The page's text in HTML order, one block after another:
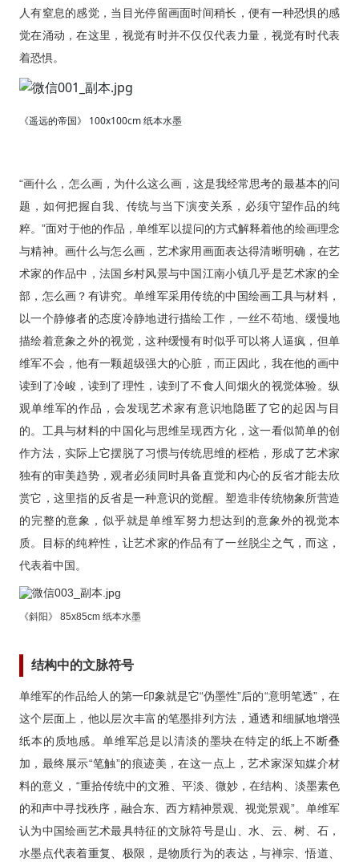
人有窒息的感觉，当目光停留画面时间稍长，便有一种恐惧的感
觉在涌动，在这里，视觉有时并不仅仅代表力量，视觉有时代表
着恐惧。
《遥远的帝国》 100x100cm 纸本水墨
“画什么，怎么画，为什么这么画，这是我经常思考的最基本的问
题，如何把握自我、传统与当下演变关系，必须守望作品的纯
粹。”面对于他的作品，单维军以提问的方式解释着他的绘画理念
与精神。画什么与怎么画，艺术家用画面表达得清晰明确，在艺
术家的作品中，法国乡村风景与中国江南小镇几乎是艺术家的全
部，怎么画？有讲究。单维军采用传统的中国绘画工具与材料，
以一个静修者的态度冷静地进行描绘工作，一丝不苟地、缓慢地
描绘着意象之外的视觉，这种缓慢有时似乎可以将人逼疯，但单
维军不会，他有一颗超级强大的心脏，而正因此，我在他的画中
读到了冷峻，读到了理性，读到了不食人间烟火的视觉体验。纵
观单维军的作品，会发现艺术家有意识地隐匿了它的起因与目
的。工具与材料的中国化与思维呈现西方化，这一看似简单的创
作方法，实际上它摆脱了习惯与传统思维的桎梏，形成了艺术家
独有的审美趋势，观者必须同时具备直觉和内心的反省才能去欣
赏它，这里指的反省是一种意识的觉醒。塑造非传统物象所营造
的完整的意象，似乎就是单维军努力想达到的意象外的视觉本
质。目标的纯粹性，让艺术家的作品有了一丝脱尘之气，而这，
代表着中国。
《斜阳》 85x85cm 纸本水墨
结构中的文脉符号
单维军的作品给人的第一印象就是它“伪墨性”后的“意明笔透”，在
这个层面上，他以层次丰富的笔墨排列方法，通透和细腻地增强
纸本的质地感。单维军总是以清淡的墨块在特定的纸上不断叠
加，最终展示“笔触”的痕迹美，在这一点上，艺术家深知媒介材
料的意义，“重拾传统中的文雅、平淡、微妙，在结构、淡墨素色
的和声中寻找秩序，融合东、西方精神景观、视觉景观”。单维军
认为中国绘画艺术最具特征的文脉符号是山、水、云、树、石，
水墨点代表着重复、极限，是物质行为的表达，与禅宗、悟道、